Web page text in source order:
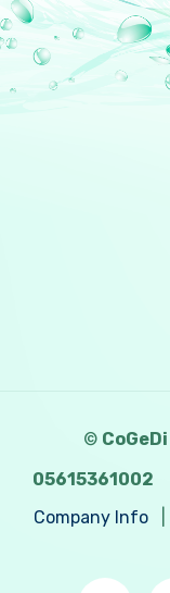
©
05615361002
Company Info|